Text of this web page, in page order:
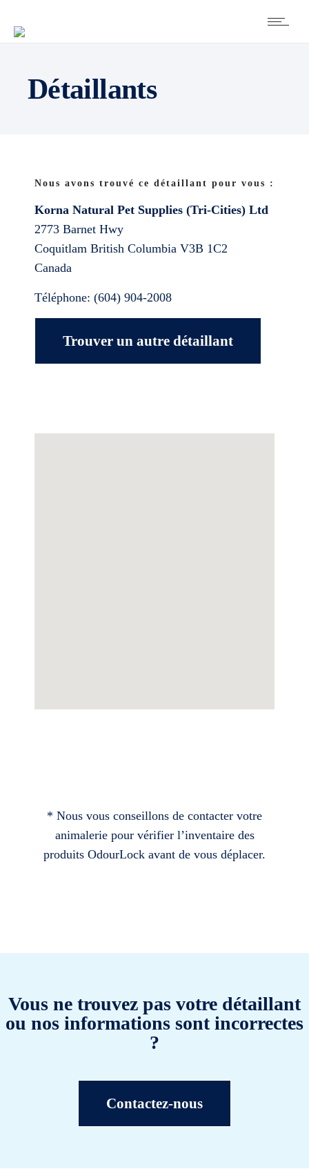
Détaillants
Nous avons trouvé ce détaillant pour vous :
Korna Natural Pet Supplies (Tri-Cities) Ltd
2773 Barnet Hwy
Coquitlam British Columbia V3B 1C2
Canada
Téléphone: (604) 904-2008
Trouver un autre détaillant
* Nous vous conseillons de contacter votre
animalerie pour vérifier l’inventaire des
produits OdourLock avant de vous déplacer.
Vous ne trouvez pas votre détaillant
ou nos informations sont incorrectes
?
Contactez-nous